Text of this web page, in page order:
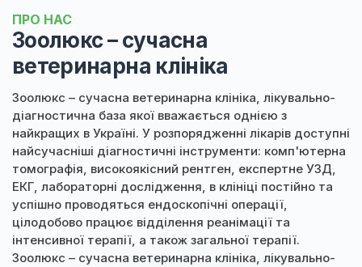
ПРО НАС
Зоолюкс – сучасна
ветеринарна клініка
Зоолюкс – сучасна ветеринарна клініка, лікувально-
діагностична база якої вважається однією з
найкращих в Україні. У розпорядженні лікарів доступні
найсучасніші діагностичні інструменти: комп'ютерна
томографія, високоякісний рентген, експертне УЗД,
ЕКГ, лабораторні дослідження, в клініці постійно та
успішно проводяться ендоскопічні операції,
цілодобово працює відділення реанімації та
інтенсивної терапії, а також загальної терапії.
Зоолюкс – сучасна ветеринарна клініка, лікувально-